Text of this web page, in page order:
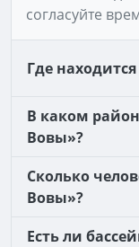
согласуйте
Где
В каком
Вовы»?
Сколько
Вовы»?
Есть ли